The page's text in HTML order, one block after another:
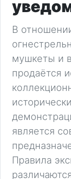
В
мушкеты и
продаётся
является
Правила